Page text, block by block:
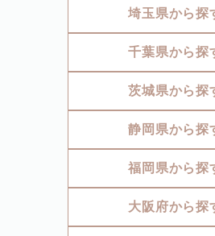
埼玉県から探
千葉県から探
茨城県から探
静岡県から探
福岡県から探
大阪府から探